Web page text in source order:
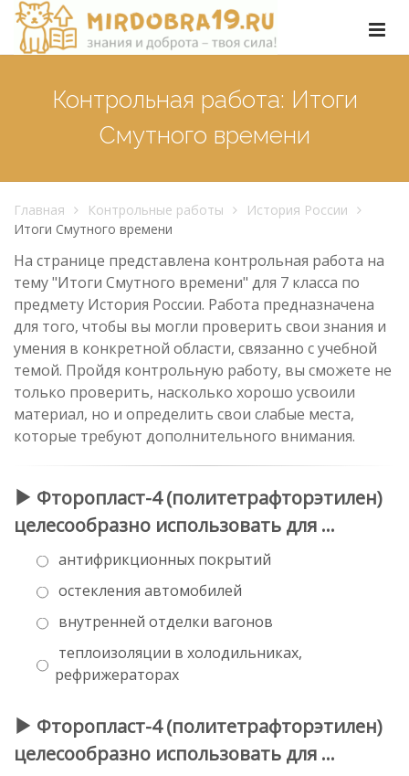
Контрольная работа: Итоги
Смутного времени
Главная Контрольные работы
История России
Итоги Смутного времени
На странице представлена контрольная работа на
тему "Итоги Смутного времени" для 7 класса по
предмету История России. Работа предназначена
для того, чтобы вы могли проверить свои знания и
умения в конкретной области, связанно с учебной
темой. Пройдя контрольную работу, вы сможете не
только проверить, насколько хорошо усвоили
материал, но и определить свои слабые места,
которые требуют дополнительного внимания.
Фторопласт-4 (политетрафторэтилен)
целесообразно использовать для …
антифрикционных покрытий
остекления автомобилей
внутренней отделки вагонов
теплоизоляции в холодильниках,
рефрижераторах
Фторопласт-4 (политетрафторэтилен)
целесообразно использовать для …